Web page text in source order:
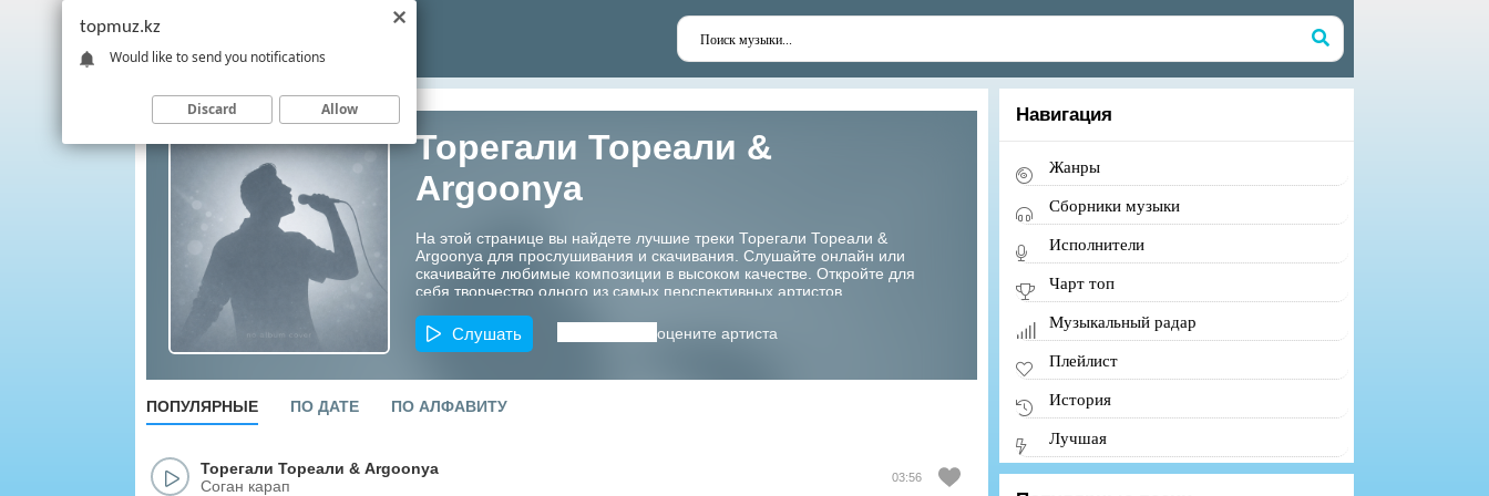
Торегали Тореали &
Argoonya
На этой странице вы найдете лучшие треки Торегали Тореали &
Argoonya для прослушивания и скачивания. Слушайте онлайн или
скачивайте любимые композиции в высоком качестве. Откройте для
себя творчество одного из самых перспективных артистов
Слушать оцените артиста
ПОПУЛЯРНЫЕ ПО ДАТЕ ПО АЛФАВИТУ
Торегали Тореали & Argoonya
Соган карап
03:56
Навигация
Жанры
Сборники музыки
Исполнители
Чарт топ
Музыкальный радар
Плейлист
История
Лучшая
topmuz.kz
Would like to send you notifications
Discard Allow